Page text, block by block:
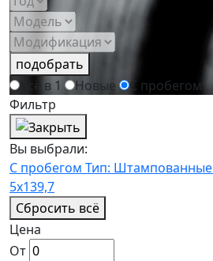
подобрать
Всё в 1
Новые
С пробегом
Фильтр
Вы выбрали:
С пробегом Тип: Штампованные
5x139,7
Сбросить всё
Цена
От